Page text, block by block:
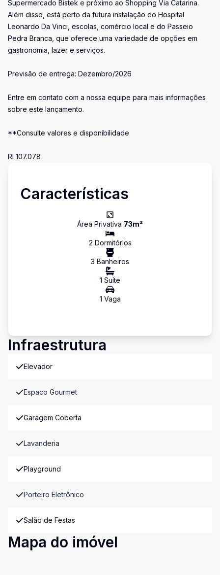
Supermercado Bistek e próximo ao Shopping Via Catarina.
Além disso, está perto da futura instalação do Hospital
Leonardo Da Vinci, escolas, comércio local e do Passeio
Pedra Branca, que oferece uma variedade de opções em
gastronomia, lazer e serviços.
Previsão de entrega: Dezembro/2026
Entre em contato com a nossa equipe para mais informações
sobre este lançamento.
**Consulte valores e disponibilidade
RI 107.078
Características
Área Privativa 73m²
2 Dormitórios
3 Banheiros
1 Suíte
1 Vaga
Infraestrutura
Elevador
Espaco Gourmet
Garagem Coberta
Lavanderia
Playground
Porteiro Eletrônico
Salão de Festas
Mapa do imóvel